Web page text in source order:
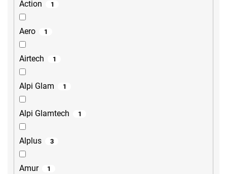
Action 1
Aero 1
Airtech 1
Alpi Glam 1
Alpi Glamtech 1
Alplus 3
Amur 1